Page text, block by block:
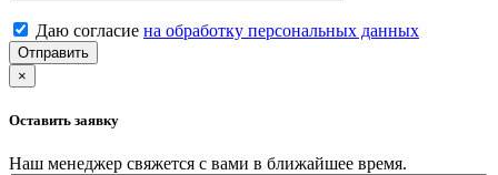
Даю согласие на обработку персональных данных
Отправить
×
Оставить заявку
Наш менеджер свяжется с вами в ближайшее время.